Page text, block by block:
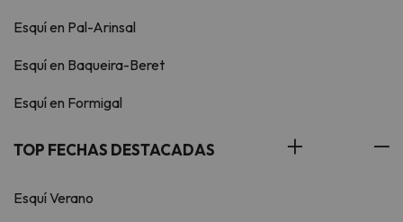
Esquí en Pal-Arinsal
Esquí en Baqueira-Beret
Esquí en Formigal
TOP FECHAS DESTACADAS
Esquí Verano